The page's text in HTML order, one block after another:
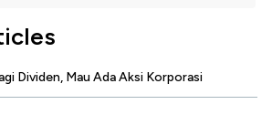
Dividen, Mau Ada Aksi Korporasi